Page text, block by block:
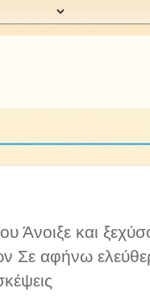
Άνοιξε και
Σε αφήνω